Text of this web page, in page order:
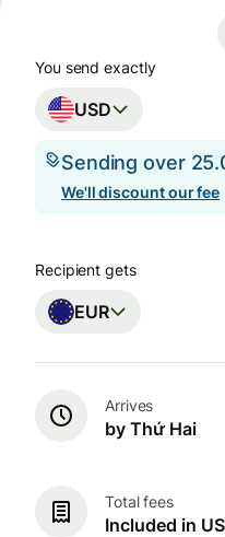
You send exactly
USD
Sending over
We'll discount our fee
Recipient gets
EUR
Arrives
by Thứ Hai
Total fees
Included in